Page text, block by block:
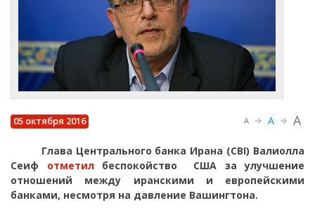
05 октября 2016 A A A
Глава Центрального банка Ирана (CBI) Валиолла
Сеиф отметилбеспокойство США за улучшение
отношений между иранскими и европейскими
банками, несмотря на давление Вашингтона.